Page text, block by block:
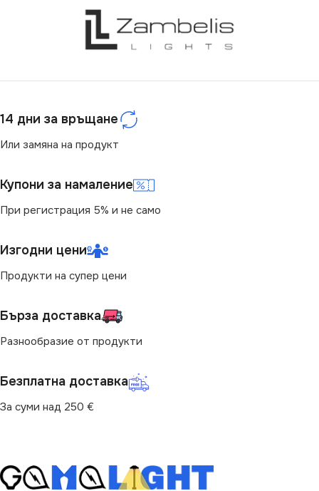
ЦВЕТНА ТЕМПЕРАТУРА
ЦОКЪЛ
НАПРЕЖЕНИЕ (V)
220V
ЕНЕРГИЕН КЛАС F
СВЕТЛИНЕН ПОТОК
ФОРМА НА ЛАМПАТА
ВИД НА КРУШКАТА
ЦОКЪЛ GU10
ЦВЯТ
14 дни за връщане
Или замяна на продукт
Купони за намаление
При регистрация 5% и не само
Изгодни цени
Продукти на супер цени
Бърза доставка
Разнообразие от продукти
Безплатна доставка
За суми над 250 €